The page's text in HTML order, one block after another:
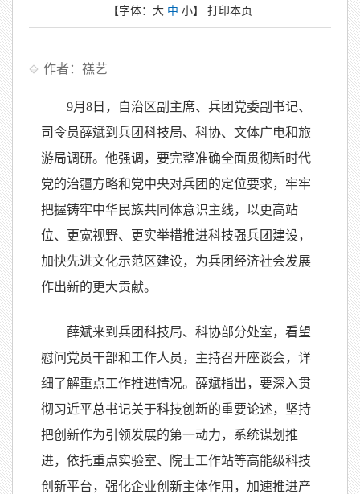
【字体： 大 中 小】 打印本页
作者：禚艺
9月8日，自治区副主席、兵团党委副书记、
司令员薛斌到兵团科技局、科协、文体广电和旅
游局调研。他强调，要完整准确全面贯彻新时代
党的治疆方略和党中央对兵团的定位要求，牢牢
把握铸牢中华民族共同体意识主线，以更高站
位、更宽视野、更实举措推进科技强兵团建设，
加快先进文化示范区建设，为兵团经济社会发展
作出新的更大贡献。
薛斌来到兵团科技局、科协部分处室，看望
慰问党员干部和工作人员，主持召开座谈会，详
细了解重点工作推进情况。薛斌指出，要深入贯
彻习近平总书记关于科技创新的重要论述，坚持
把创新作为引领发展的第一动力，系统谋划推
进，依托重点实验室、院士工作站等高能级科技
创新平台，强化企业创新主体作用，加速推进产